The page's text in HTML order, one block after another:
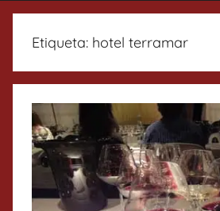
Etiqueta: hotel terramar